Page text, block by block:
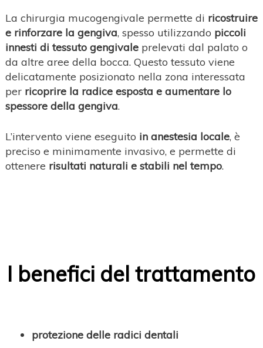
La chirurgia mucogengivale permette di ricostruire
e rinforzare la gengiva, spesso utilizzando piccoli
innesti di tessuto gengivaleprelevati dal palato o
da altre aree della bocca. Questo tessuto viene
delicatamente posizionato nella zona interessata
per ricoprire la radice esposta e aumentare lo
spessore della gengiva.
L’intervento viene eseguito in anestesia locale, è
preciso e minimamente invasivo, e permette di
ottenere risultati naturali e stabili nel tempo.
I benefici del trattamento
protezione delle radici dentali